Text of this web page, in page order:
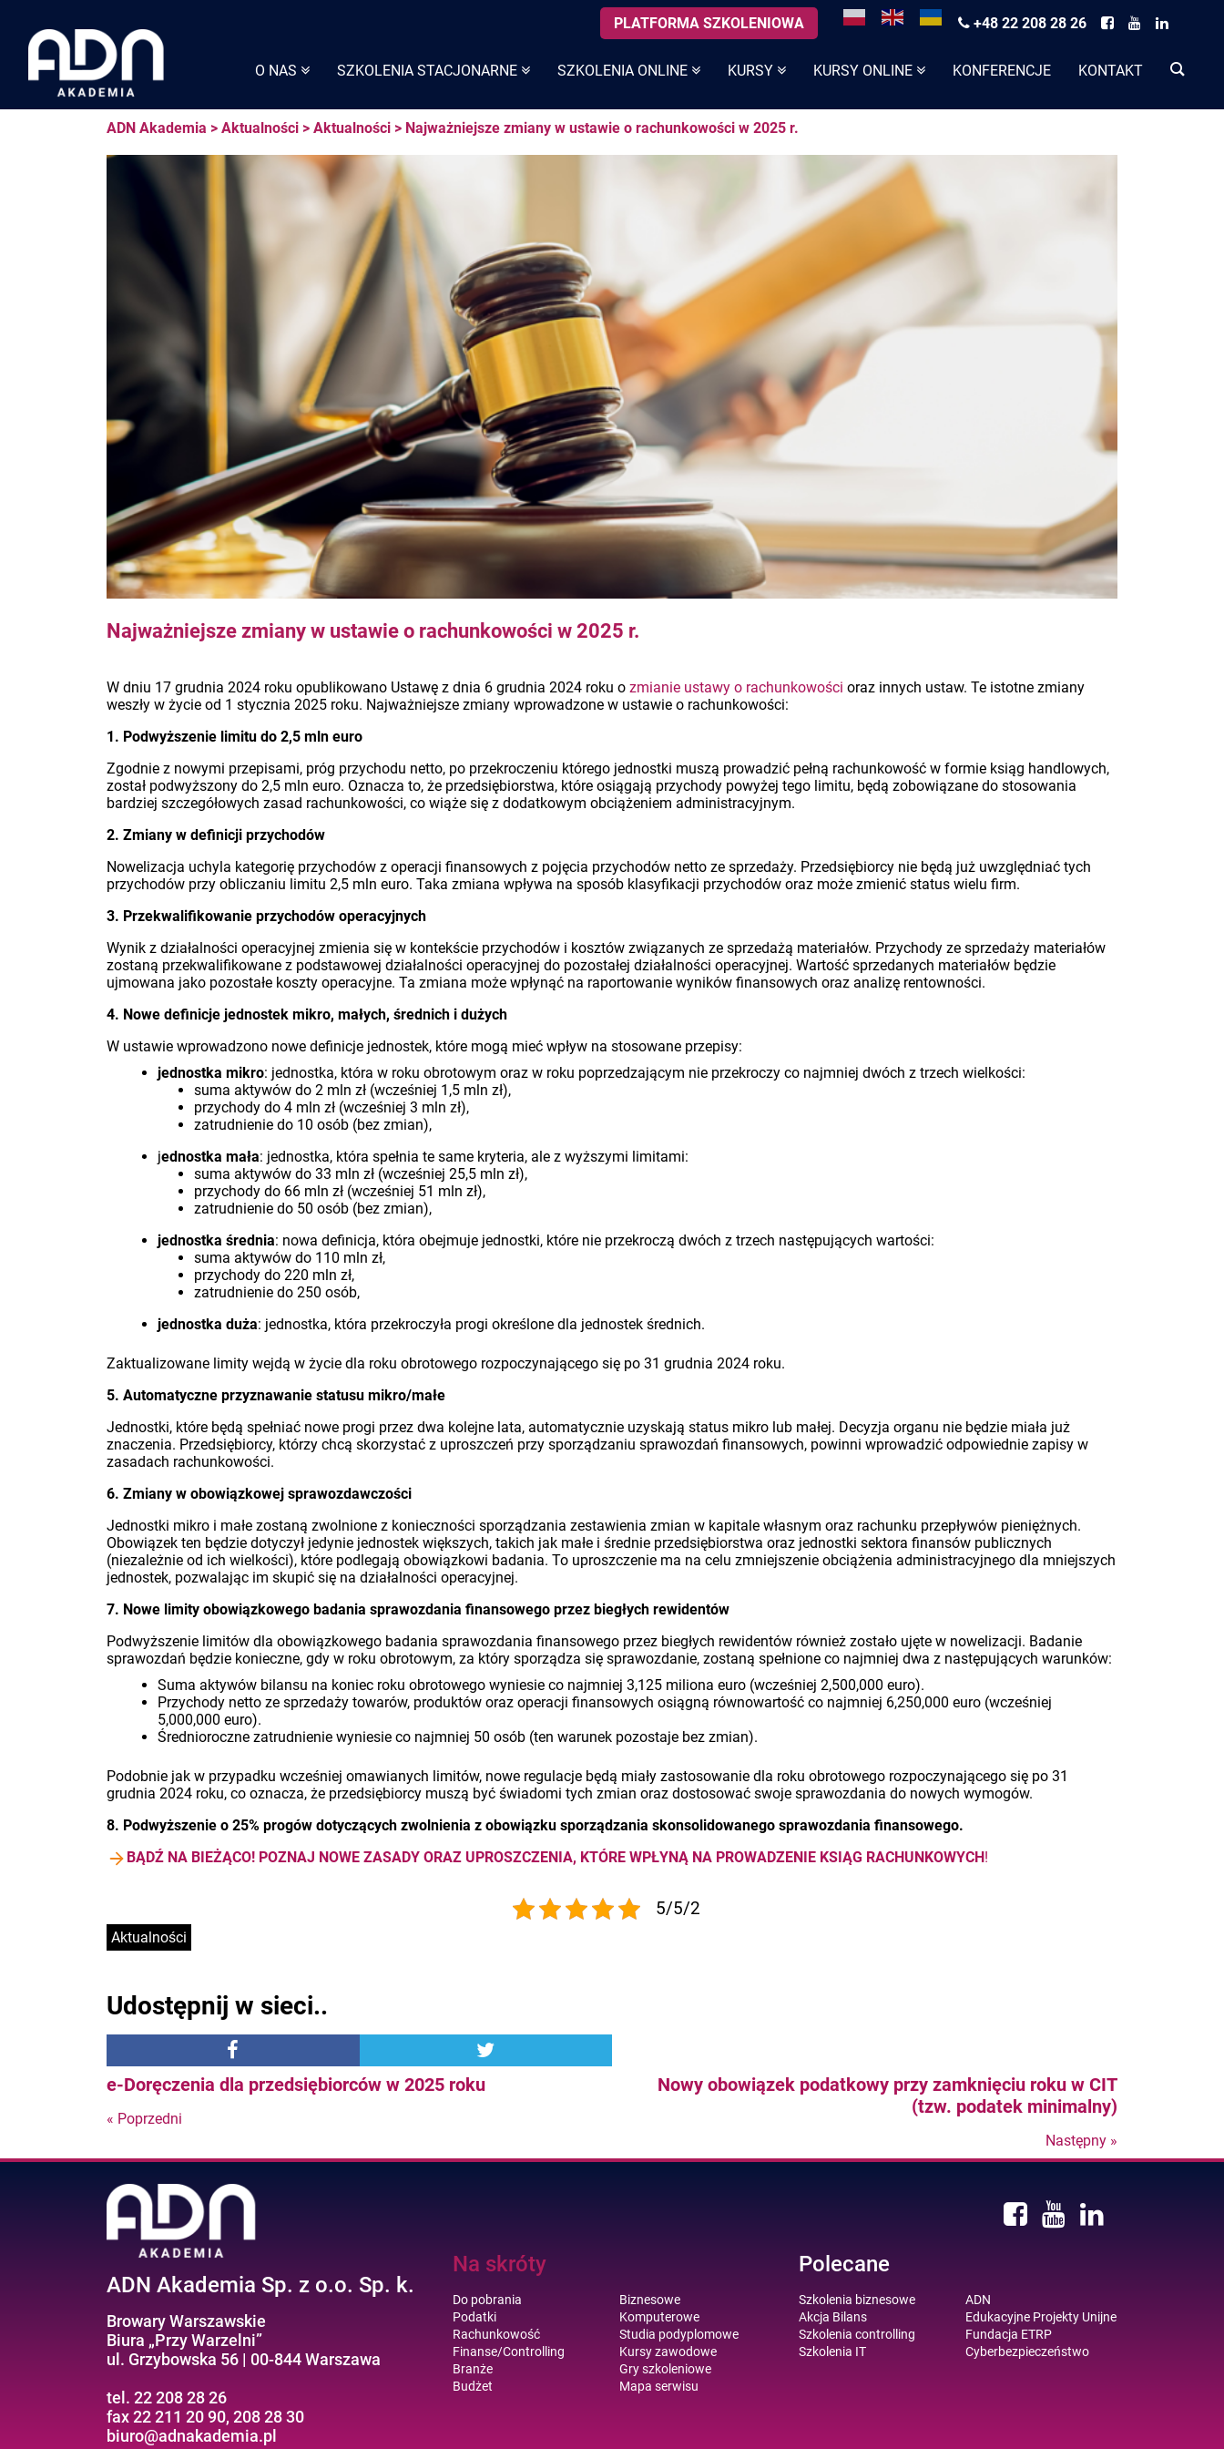
O NAS SZKOLENIA STACJONARNE SZKOLENIA ONLINE KURSY KURSY ONLINE KONFERENCJE KONTAKT
content
PLATFORMA SZKOLENIOWA +48 22 208 28 26
ADN Akademia > Aktualności > Aktualności > Najważniejsze zmiany w ustawie o rachunkowości w 2025 r.
Najważniejsze zmiany w ustawie o rachunkowości w 2025 r.
W dniu 17 grudnia 2024 roku opublikowano Ustawę z dnia 6 grudnia 2024 roku o zmianie ustawy o rachunkowości oraz innych ustaw. Te istotne zmiany
weszły w życie od 1 stycznia 2025 roku. Najważniejsze zmiany wprowadzone w ustawie o rachunkowości:
1. Podwyższenie limitu do 2,5 mln euro
Zgodnie z nowymi przepisami, próg przychodu netto, po przekroczeniu którego jednostki muszą prowadzić pełną rachunkowość w formie ksiąg handlowych,
został podwyższony do 2,5 mln euro. Oznacza to, że przedsiębiorstwa, które osiągają przychody powyżej tego limitu, będą zobowiązane do stosowania
bardziej szczegółowych zasad rachunkowości, co wiąże się z dodatkowym obciążeniem administracyjnym.
2. Zmiany w definicji przychodów
Nowelizacja uchyla kategorię przychodów z operacji finansowych z pojęcia przychodów netto ze sprzedaży. Przedsiębiorcy nie będą już uwzględniać tych
przychodów przy obliczaniu limitu 2,5 mln euro. Taka zmiana wpływa na sposób klasyfikacji przychodów oraz może zmienić status wielu firm.
3. Przekwalifikowanie przychodów operacyjnych
Wynik z działalności operacyjnej zmienia się w kontekście przychodów i kosztów związanych ze sprzedażą materiałów. Przychody ze sprzedaży materiałów
zostaną przekwalifikowane z podstawowej działalności operacyjnej do pozostałej działalności operacyjnej. Wartość sprzedanych materiałów będzie
ujmowana jako pozostałe koszty operacyjne. Ta zmiana może wpłynąć na raportowanie wyników finansowych oraz analizę rentowności.
4. Nowe definicje jednostek mikro, małych, średnich i dużych
W ustawie wprowadzono nowe definicje jednostek, które mogą mieć wpływ na stosowane przepisy:
jednostka mikro: jednostka, która w roku obrotowym oraz w roku poprzedzającym nie przekroczy co najmniej dwóch z trzech wielkości:
suma aktywów do 2 mln zł (wcześniej 1,5 mln zł),
przychody do 4 mln zł (wcześniej 3 mln zł),
zatrudnienie do 10 osób (bez zmian),
jednostka mała: jednostka, która spełnia te same kryteria, ale z wyższymi limitami:
suma aktywów do 33 mln zł (wcześniej 25,5 mln zł),
przychody do 66 mln zł (wcześniej 51 mln zł),
zatrudnienie do 50 osób (bez zmian),
jednostka średnia: nowa definicja, która obejmuje jednostki, które nie przekroczą dwóch z trzech następujących wartości:
suma aktywów do 110 mln zł,
przychody do 220 mln zł,
zatrudnienie do 250 osób,
jednostka duża: jednostka, która przekroczyła progi określone dla jednostek średnich.
Zaktualizowane limity wejdą w życie dla roku obrotowego rozpoczynającego się po 31 grudnia 2024 roku.
5. Automatyczne przyznawanie statusu mikro/małe
Jednostki, które będą spełniać nowe progi przez dwa kolejne lata, automatycznie uzyskają status mikro lub małej. Decyzja organu nie będzie miała już
znaczenia. Przedsiębiorcy, którzy chcą skorzystać z uproszczeń przy sporządzaniu sprawozdań finansowych, powinni wprowadzić odpowiednie zapisy w
zasadach rachunkowości.
6. Zmiany w obowiązkowej sprawozdawczości
Jednostki mikro i małe zostaną zwolnione z konieczności sporządzania zestawienia zmian w kapitale własnym oraz rachunku przepływów pieniężnych.
Obowiązek ten będzie dotyczył jedynie jednostek większych, takich jak małe i średnie przedsiębiorstwa oraz jednostki sektora finansów publicznych
(niezależnie od ich wielkości), które podlegają obowiązkowi badania. To uproszczenie ma na celu zmniejszenie obciążenia administracyjnego dla mniejszych
jednostek, pozwalając im skupić się na działalności operacyjnej.
7. Nowe limity obowiązkowego badania sprawozdania finansowego przez biegłych rewidentów
Podwyższenie limitów dla obowiązkowego badania sprawozdania finansowego przez biegłych rewidentów również zostało ujęte w nowelizacji. Badanie
sprawozdań będzie konieczne, gdy w roku obrotowym, za który sporządza się sprawozdanie, zostaną spełnione co najmniej dwa z następujących warunków:
Suma aktywów bilansu na koniec roku obrotowego wyniesie co najmniej 3,125 miliona euro (wcześniej 2,500,000 euro).
Przychody netto ze sprzedaży towarów, produktów oraz operacji finansowych osiągną równowartość co najmniej 6,250,000 euro (wcześniej
5,000,000 euro).
Średnioroczne zatrudnienie wyniesie co najmniej 50 osób (ten warunek pozostaje bez zmian).
Podobnie jak w przypadku wcześniej omawianych limitów, nowe regulacje będą miały zastosowanie dla roku obrotowego rozpoczynającego się po 31
grudnia 2024 roku, co oznacza, że przedsiębiorcy muszą być świadomi tych zmian oraz dostosować swoje sprawozdania do nowych wymogów.
8. Podwyższenie o 25% progów dotyczących zwolnienia z obowiązku sporządzania skonsolidowanego sprawozdania finansowego.
BĄDŹ NA BIEŻĄCO! POZNAJ NOWE ZASADY ORAZ UPROSZCZENIA, KTÓRE WPŁYNĄ NA PROWADZENIE KSIĄG RACHUNKOWYCH!
5/5/2
Aktualności
Udostępnij w sieci..
e-Doręczenia dla przedsiębiorców w 2025 roku
« Poprzedni
post
Nowy obowiązek podatkowy przy zamknięciu roku w CIT
(tzw. podatek minimalny)
Następny »
Nastepny
ADN Akademia Sp. z o.o. Sp. k.
Browary Warszawskie
Biura „Przy Warzelni”
ul. Grzybowska 56 | 00-844 Warszawa
tel. 22 208 28 26
fax 22 211 20 90, 208 28 30
biuro@adnakademia.pl
Na skróty
Do pobrania
Podatki
Rachunkowość
Finanse/Controlling
Branże
Budżet
Biznesowe
Komputerowe
Studia podyplomowe
Kursy zawodowe
Gry szkoleniowe
Mapa serwisu
Polecane
Szkolenia biznesowe
Akcja Bilans
Szkolenia controlling
Szkolenia IT
ADN
Edukacyjne Projekty Unijne
Fundacja ETRP
Cyberbezpieczeństwo